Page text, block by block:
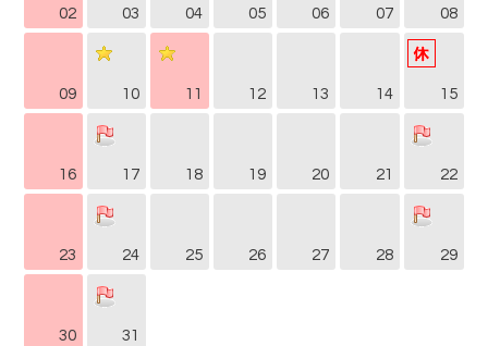
02 03 04 05 06 07 08
09 10 11 12 13 14 15
16 17 18 19 20 21 22
23 24 25 26 27 28 29
30 31